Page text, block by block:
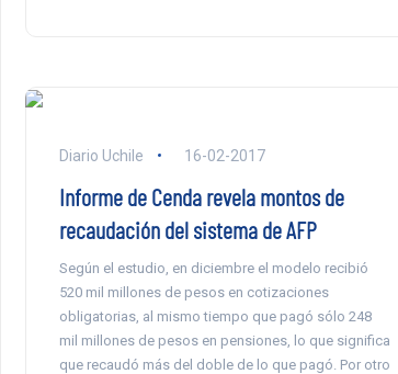
Diario Uchile 16-02-2017
Informe de Cenda revela montos de
recaudación del sistema de AFP
Según el estudio, en diciembre el modelo recibió
520 mil millones de pesos en cotizaciones
obligatorias, al mismo tiempo que pagó sólo 248
mil millones de pesos en pensiones, lo que significa
que recaudó más del doble de lo que pagó. Por otro